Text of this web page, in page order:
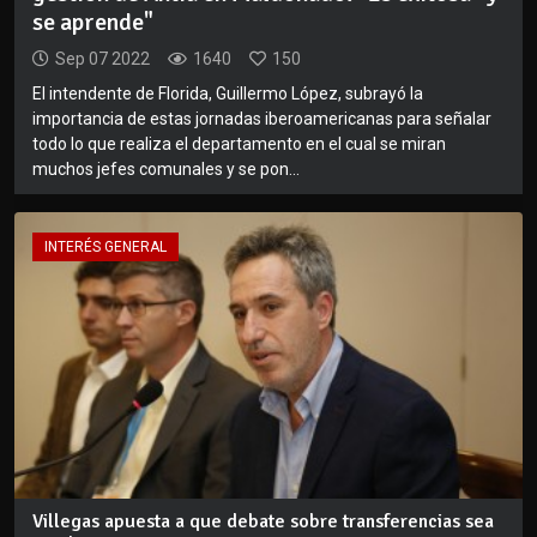
se aprende"
Sep 07 2022 1640
150
El intendente de Florida, Guillermo López, subrayó la
importancia de estas jornadas iberoamericanas para señalar
todo lo que realiza el departamento en el cual se miran
muchos jefes comunales y se pon...
INTERÉS GENERAL
Villegas apuesta a que debate sobre transferencias sea